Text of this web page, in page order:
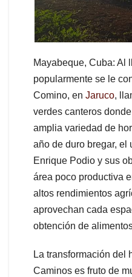
Mayabeque, Cuba: Al
popularmente se le
Comino, en Jaruco,
verdes canteros
amplia variedad de
año de duro bregar, el
Enrique Podio y sus
área poco productiva
altos rendimientos
aprovechan cada
obtención de
La transformación del
Caminos es fruto de